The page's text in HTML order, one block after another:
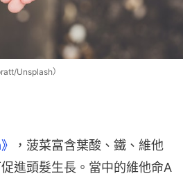
Unsplash）
，菠菜富含葉酸、鐵、維他
進頭髮生長。當中的維他命A